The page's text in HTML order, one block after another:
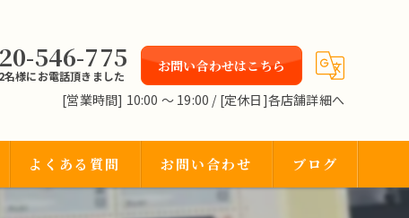
546-775
名様にお電話頂きました
お問い合わせはこちら
[営業時間] 10:00 〜 19:00 / [定休日]各店舗詳細へ
よくある質問 お問い合わせ ブログ